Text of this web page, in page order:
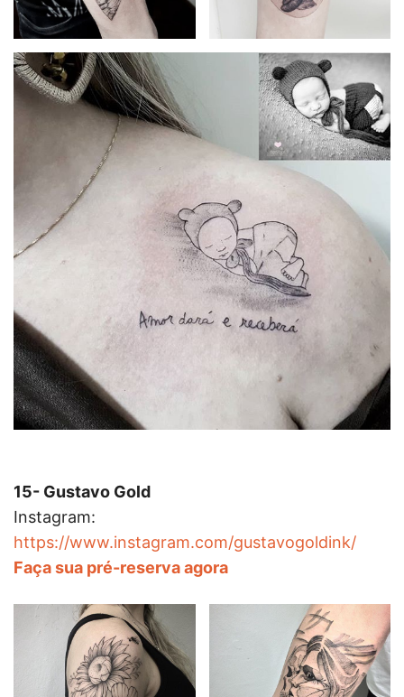
15- Gustavo Gold
Instagram:
https://www.instagram.com/gustavogoldink/
Faça sua pré-reserva agora